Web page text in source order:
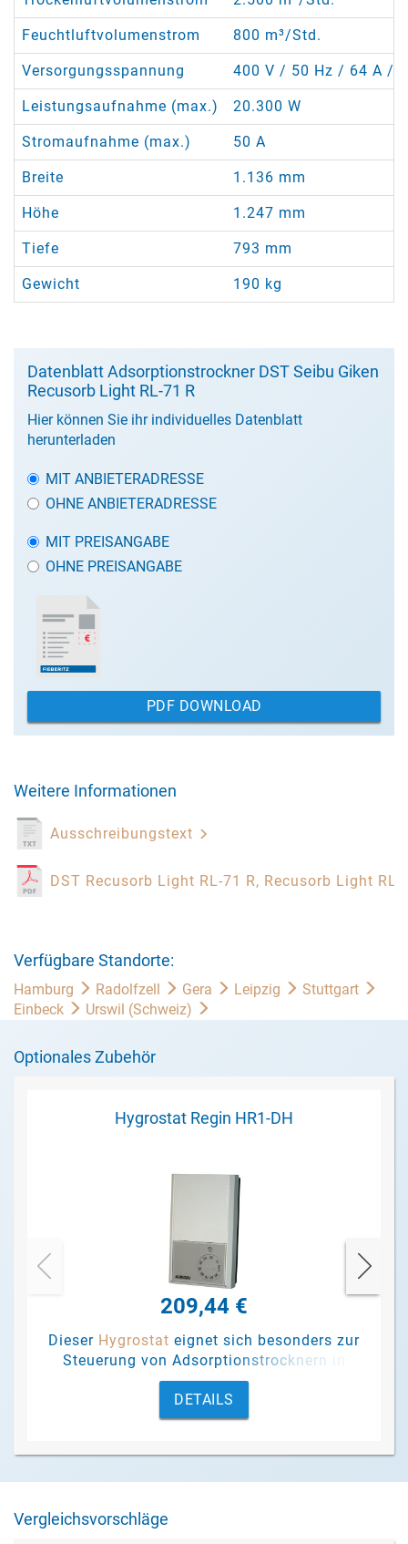
Feuchtluftvolumenstrom 800 m³/Std.
Versorgungsspannung 400 V / 50 Hz / 64 A /
Leistungsaufnahme (max.) 20.300 W
Stromaufnahme (max.) 50 A
Breite 1.136 mm
Höhe 1.247 mm
Tiefe 793 mm
Gewicht 190 kg
Datenblatt Adsorptionstrockner DST Seibu Giken
Recusorb Light RL-71 R
Hier können Sie ihr individuelles Datenblatt
herunterladen
MIT ANBIETERADRESSE
OHNE ANBIETERADRESSE
MIT PREISANGABE
OHNE PREISANGABE
PDF DOWNLOAD
Weitere Informationen
Ausschreibungstext
DST Recusorb Light RL-71 R, Recusorb Light
Verfügbare Standorte:
Hamburg Radolfzell Gera Leipzig
Stuttgart
Einbeck
Urswil (Schweiz)
Optionales Zubehör
Hygrostat Regin HR1-DH
209,44 €
Dieser Hygrostat eignet sich besonders zur
Steuerung von Adsorptionstrocknern in
Abhängigkeit von der relativen
Luftfeuchtigkeit.
DETAILS
Vergleichsvorschläge